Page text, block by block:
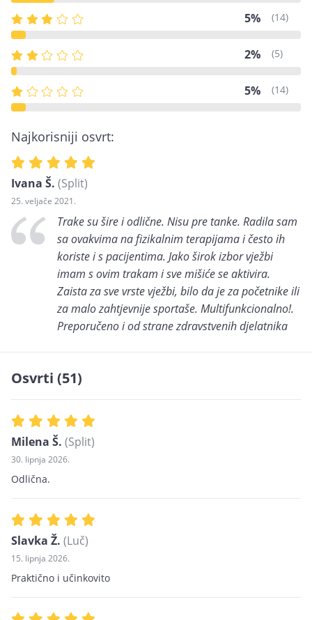
5% (14)
2% (5)
5% (14)
Najkorisniji osvrt:
Ivana Š. (Split)
25. veljače 2021.
Trake su šire i odlične. Nisu pre tanke. Radila sam
sa ovakvima na fizikalnim terapijama i često ih
koriste i s pacijentima. Jako širok izbor vježbi
imam s ovim trakam i sve mišiće se aktivira.
Zaista za sve vrste vježbi, bilo da je za početnike ili
za malo zahtjevnije sportaše. Multifunkcionalno!.
Preporučeno i od strane zdravstvenih djelatnika
Osvrti (51)
Milena Š. (Split)
30. lipnja 2026.
Odlična.
Slavka Ž. (Luč)
15. lipnja 2026.
Praktično i učinkovito